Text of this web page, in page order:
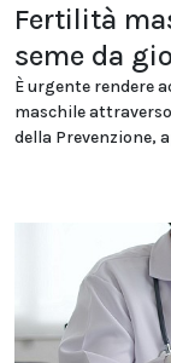
Fertilità
seme da
È urgente rendere
maschile
della Prevenzione,